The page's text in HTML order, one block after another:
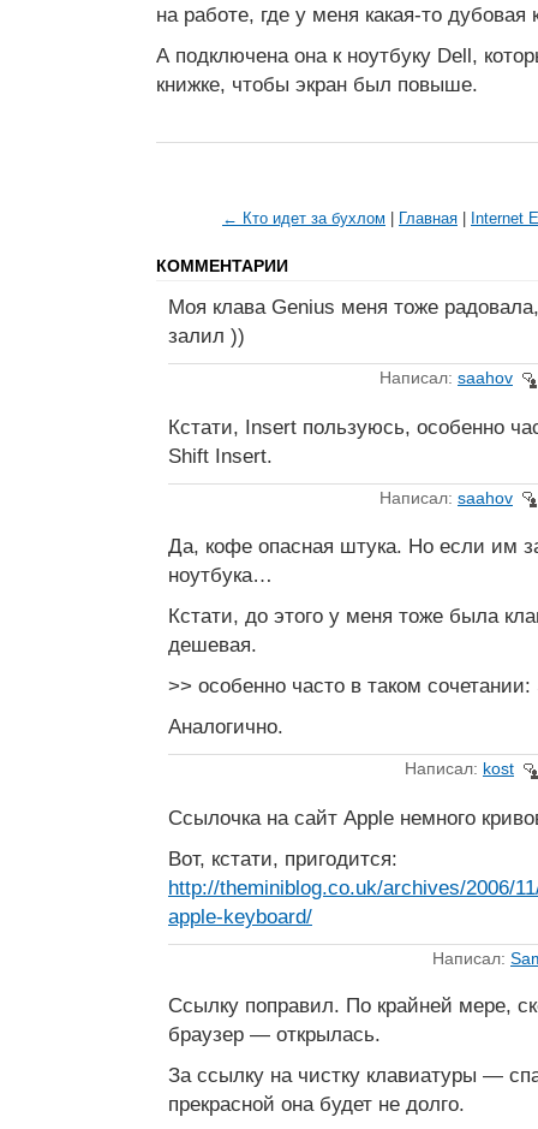
на работе, где у меня какая-то дубовая
А подключена она к ноутбуку Dell,
книжке, чтобы экран был повыше.
← Кто идет за бухлом Главная Internet
КОММЕНТАРИИ
Моя клава Genius меня тоже
залил ))
Написал: saahov
Кстати, Insert пользуюсь, особенно
Shift Insert.
Написал: saahov
Да, кофе опасная штука. Но если им
ноутбука…
Кстати, до этого у меня тоже была
дешевая.
>> особенно часто в таком
Аналогично.
Написал: kost
Ссылочка на сайт Apple немного
Вот, кстати, пригодится:
http://theminiblog.co.uk/archives/2006/
apple-keyboard/
Написал:
Ссылку поправил. По крайней мере,
браузер — открылась.
За ссылку на чистку клавиатуры —
прекрасной она будет не долго.